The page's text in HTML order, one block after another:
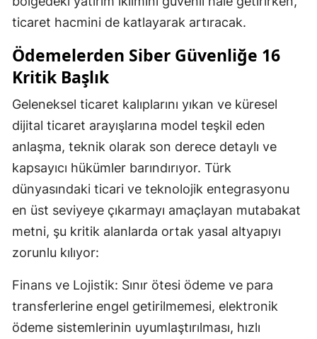
ticaret hacmini de katlayarak artıracak.
Ödemelerden Siber Güvenliğe 16
Kritik Başlık
Geleneksel ticaret kalıplarını yıkan ve küresel
dijital ticaret arayışlarına model teşkil eden
anlaşma, teknik olarak son derece detaylı ve
kapsayıcı hükümler barındırıyor. Türk
dünyasındaki ticari ve teknolojik entegrasyonu
en üst seviyeye çıkarmayı amaçlayan mutabakat
metni, şu kritik alanlarda ortak yasal altyapıyı
zorunlu kılıyor:
Finans ve Lojistik: Sınır ötesi ödeme ve para
transferlerine engel getirilmemesi, elektronik
ödeme sistemlerinin uyumlaştırılması, hızlı